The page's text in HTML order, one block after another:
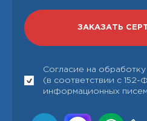
Согласие на
(в соответствии с 152-
информационных писем